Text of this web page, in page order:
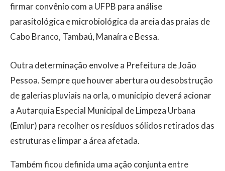
firmar convênio com a UFPB para análise
parasitológica e microbiológica da areia das praias de
Cabo Branco, Tambaú, Manaíra e Bessa.
Outra determinação envolve a Prefeitura de João
Pessoa. Sempre que houver abertura ou desobstrução
de galerias pluviais na orla, o município deverá acionar
a Autarquia Especial Municipal de Limpeza Urbana
(Emlur) para recolher os resíduos sólidos retirados das
estruturas e limpar a área afetada.
Também ficou definida uma ação conjunta entre